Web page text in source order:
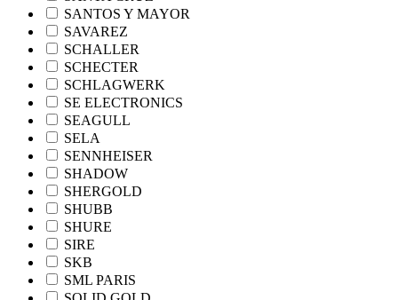
SANTOS Y MAYOR
SAVAREZ
SCHALLER
SCHECTER
SCHLAGWERK
SE ELECTRONICS
SEAGULL
SELA
SENNHEISER
SHADOW
SHERGOLD
SHUBB
SHURE
SIRE
SKB
SML PARIS